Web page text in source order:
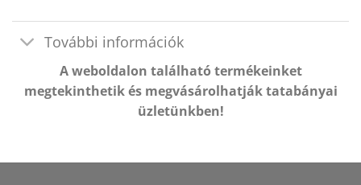
További információk
A weboldalon található termékeinket
megtekinthetik és megvásárolhatják tatabányai
üzletünkben!